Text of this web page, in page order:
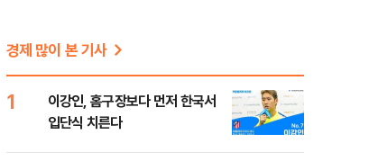
경제 많이 본 기사
1
이강인, 홈구장보다 먼저 한국서
입단식 치른다